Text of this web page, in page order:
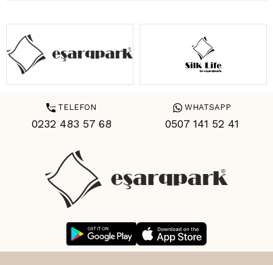
TELEFON
0232 483 57 68
WHATSAPP
0507 141 52 41